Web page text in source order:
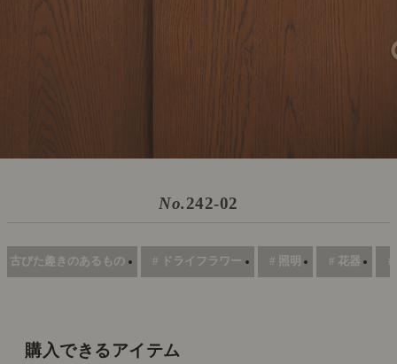
No.242-02
# 古びた趣きのあるもの # ドライフラワー # 照明 # 花器 #
購入できるアイテム